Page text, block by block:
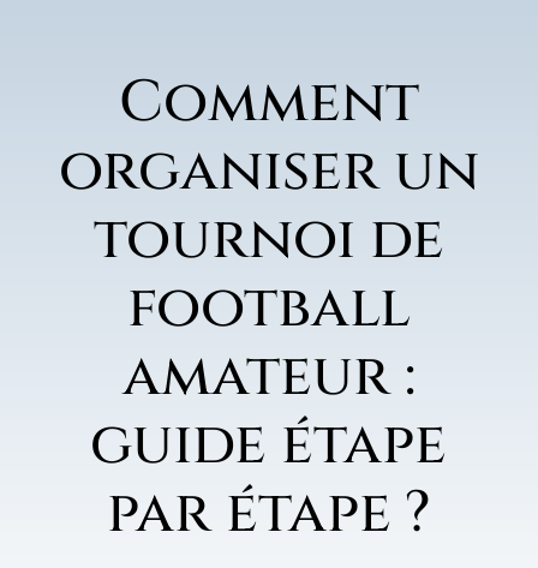
Comment
organiser un
tournoi de
football
amateur :
guide étape
par étape ?